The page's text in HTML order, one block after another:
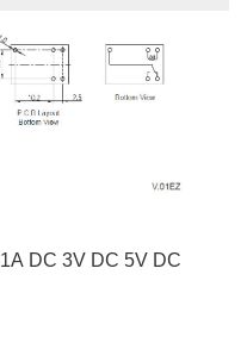
1A DC 3V DC 5V DC